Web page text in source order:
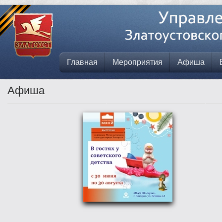
Главная Мероприятия Афиша
Афиша